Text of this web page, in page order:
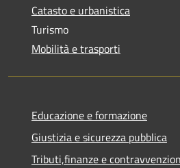
Catasto e urbanistica
Turismo
Mobilità e trasporti
Educazione e formazione
Giustizia e sicurezza pubblica
Tributi,finanze e